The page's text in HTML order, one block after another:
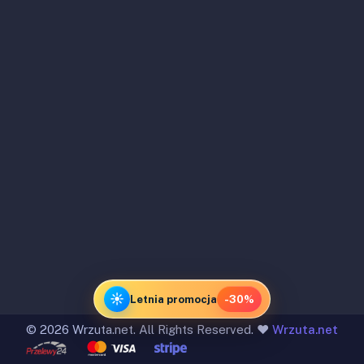
© 2026 Wrzuta.net. All Rights Reserved. ❤️ Wrzuta.net
☀️ Letnia promocja -30%